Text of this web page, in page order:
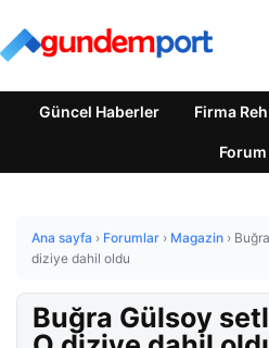
Güncel Haberler Firma
Forum
Ana sayfa › Forumlar › Magazin ›
diziye dahil oldu
Buğra Gülsoy